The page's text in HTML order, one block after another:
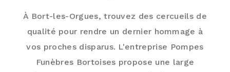
À Bort-les-Orgues, trouvez des cercueils de
qualité pour rendre un dernier hommage à
vos proches disparus. L'entreprise Pompes
Funèbres Bortoises propose une large